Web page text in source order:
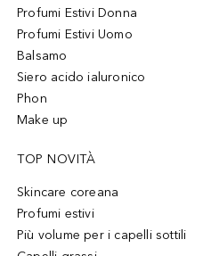
Profumi Estivi Donna
Profumi Estivi Uomo
Balsamo
Siero acido ialuronico
Phon
Make up
TOP NOVITÀ
Skincare coreana
Profumi estivi
Più volume per i capelli sottili